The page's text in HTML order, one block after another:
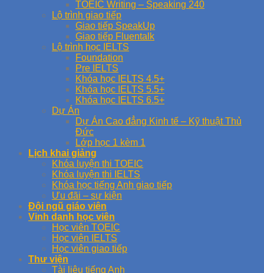
TOEIC Writing – Speaking 240
Lộ trình giao tiếp
Giao tiếp SpeakUp
Giao tiếp Fluentalk
Lộ trình học IELTS
Foundation
Pre IELTS
Khóa học IELTS 4.5+
Khóa học IELTS 5.5+
Khóa học IELTS 6.5+
Dự Án
Dự Án Cao đẳng Kinh tế – Kỹ thuật Thủ
Đức
Lớp học 1 kèm 1
Lịch khai giảng
Khóa luyện thi TOEIC
Khóa luyện thi IELTS
Khóa học tiếng Anh giao tiếp
Ưu đãi – sự kiện
Đội ngũ giáo viên
Vinh danh học viên
Học viên TOEIC
Học viên IELTS
Học viên giao tiếp
Thư viện
Tài liệu tiếng Anh